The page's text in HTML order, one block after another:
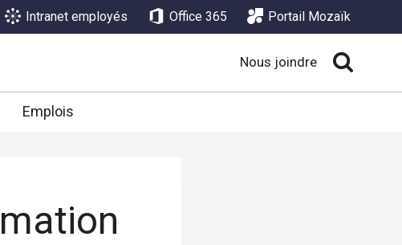
Intranet employés Office 365 Portail Mozaïk
Nous joindre
Emplois